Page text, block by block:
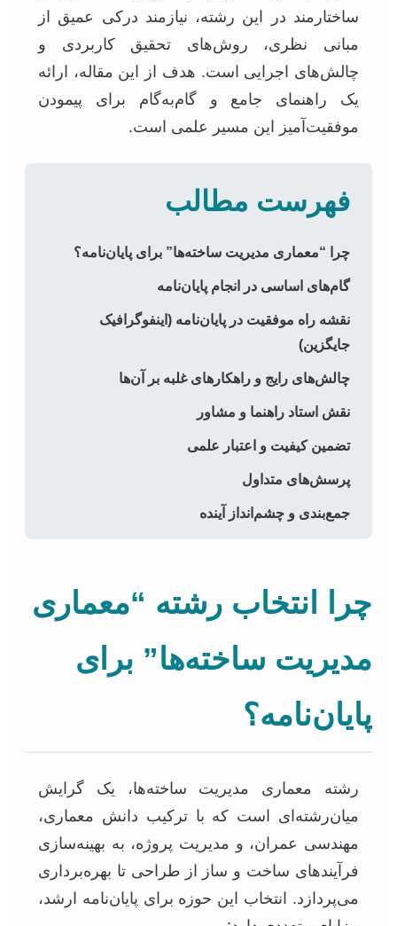
ساختارمند در این رشته، نیازمند درکی عمیق از
مبانی نظری، روش‌های تحقیق کاربردی و
چالش‌های اجرایی است. هدف از این مقاله، ارائه
یک راهنمای جامع و گام‌به‌گام برای پیمودن
موفقیت‌آمیز این مسیر علمی است.
فهرست مطالب
چرا “معماری مدیریت ساخته‌ها” برای پایان‌نامه؟
گام‌های اساسی در انجام پایان‌نامه
نقشه راه موفقیت در پایان‌نامه (اینفوگرافیک
جایگزین)
چالش‌های رایج و راهکارهای غلبه بر آن‌ها
نقش استاد راهنما و مشاور
تضمین کیفیت و اعتبار علمی
پرسش‌های متداول
جمع‌بندی و چشم‌انداز آینده
چرا انتخاب رشته “معماری
مدیریت ساخته‌ها” برای
پایان‌نامه؟
رشته معماری مدیریت ساخته‌ها، یک گرایش
میان‌رشته‌ای است که با ترکیب دانش معماری،
مهندسی عمران، و مدیریت پروژه، به بهینه‌سازی
فرآیندهای ساخت و ساز از طراحی تا بهره‌برداری
می‌پردازد. انتخاب این حوزه برای پایان‌نامه ارشد،